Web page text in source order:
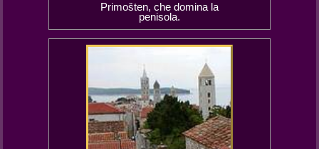
Primošten, che domina la
penisola.